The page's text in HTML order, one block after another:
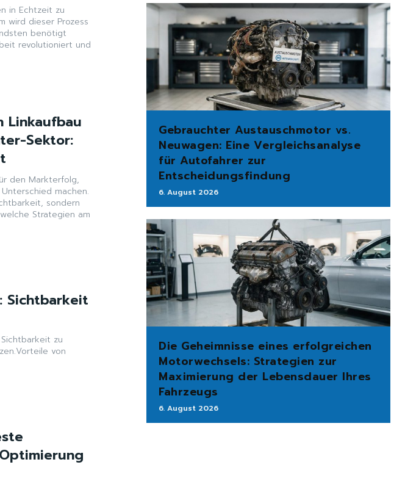
in Echtzeit zu
wird dieser Prozess
benötigt
revolutioniert und
Linkaufbau
Sektor:
den Markterfolg,
machen.
sondern
Strategien am
Sichtbarkeit
zu
von
Gebrauchter Austauschmotor vs.
Neuwagen: Eine Vergleichsanalyse
für Autofahrer zur
Entscheidungsfindung
6. August 2026
Die Geheimnisse eines erfolgreichen
Motorwechsels: Strategien zur
Maximierung der Lebensdauer Ihres
Fahrzeugs
6. August 2026